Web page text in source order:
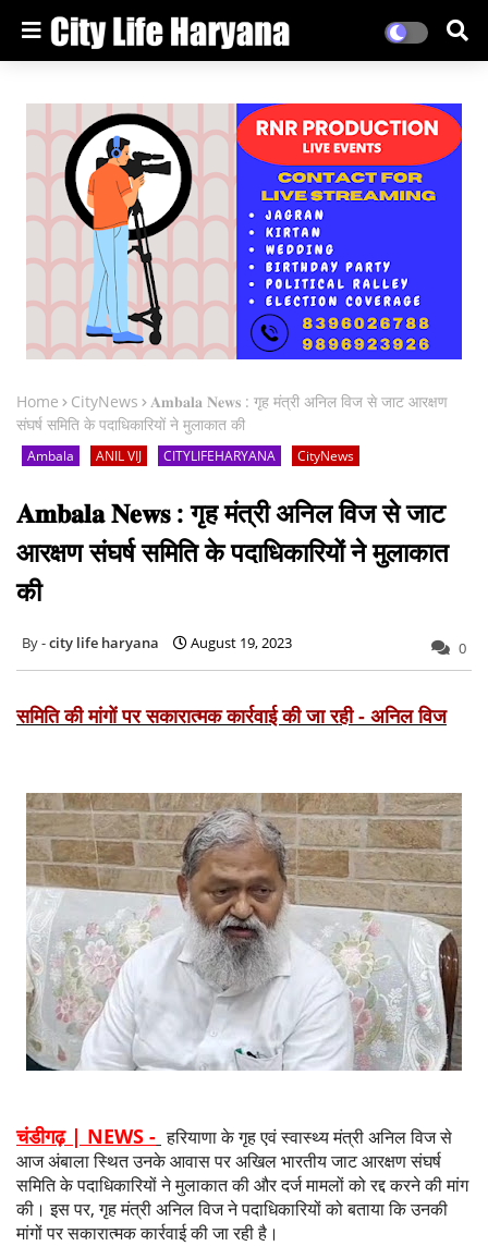
Home CityNews
𝐀𝐦𝐛𝐚𝐥𝐚 𝐍𝐞𝐰𝐬 : गृह मंत्री अनिल विज से जाट आरक्षण
संघर्ष समिति के पदाधिकारियों ने मुलाकात की
Ambala ANIL VIJ CITYLIFEHARYANA CityNews
𝐀𝐦𝐛𝐚𝐥𝐚 𝐍𝐞𝐰𝐬 : गृह मंत्री अनिल विज से जाट
आरक्षण संघर्ष समिति के पदाधिकारियों ने मुलाकात
की
city life haryana August 19, 2023 0
समिति की मांगों पर सकारात्मक कार्रवाई की जा रही - अनिल विज
चंडीगढ़ | NEWS - हरियाणा के गृह एवं स्वास्थ्य मंत्री अनिल विज से
आज अंबाला स्थित उनके आवास पर अखिल भारतीय जाट आरक्षण संघर्ष
समिति के पदाधिकारियों ने मुलाकात की और दर्ज मामलों को रद्द करने की मांग
की। इस पर, गृह मंत्री अनिल विज ने पदाधिकारियों को बताया कि उनकी
मांगों पर सकारात्मक कार्रवाई की जा रही है।